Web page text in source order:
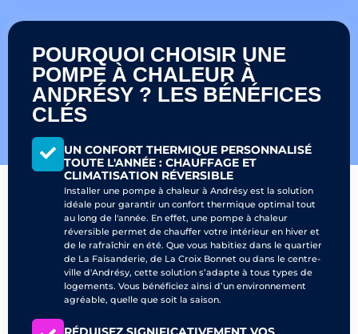
POURQUOI CHOISIR UNE
POMPE À CHALEUR À
ANDRÉSY ? LES BÉNÉFICES
CLÉS
UN CONFORT THERMIQUE PERSONNALISÉ
TOUTE L'ANNÉE : CHAUFFAGE ET
CLIMATISATION RÉVERSIBLE
Installer une pompe à chaleur à Andrésy est la solution
idéale pour garantir un confort thermique optimal tout
au long de l'année. En effet, une pompe à chaleur
réversible permet de chauffer votre intérieur en hiver et
de le rafraîchir en été. Que vous habitiez dans le quartier
de La Faisanderie, de La Croix Bonnet ou dans le centre-
ville d'Andrésy, cette solution s’adapte à tous types de
logements. Vous bénéficiez ainsi d’un environnement
agréable, quelle que soit la saison.